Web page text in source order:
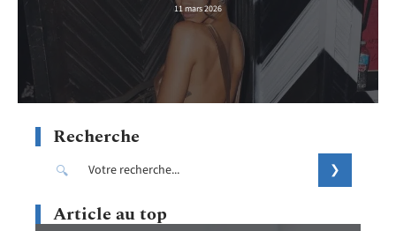
11 mars 2026
Recherche
Article au top